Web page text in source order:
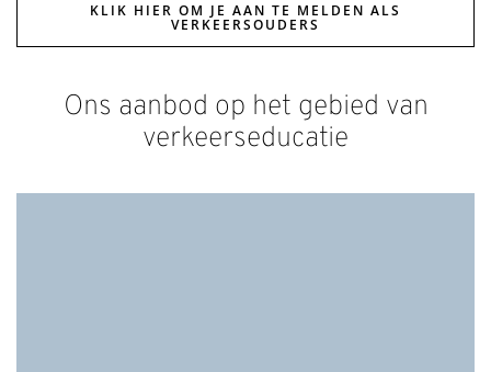
KLIK HIER OM JE AAN TE MELDEN ALS
VERKEERSOUDERS
Ons aanbod op het gebied van
verkeerseducatie